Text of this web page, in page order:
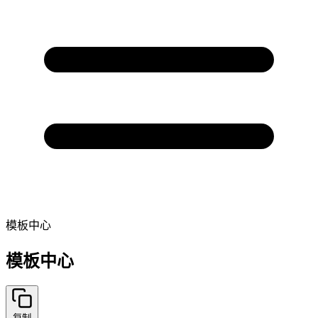
模板中心
模板中心